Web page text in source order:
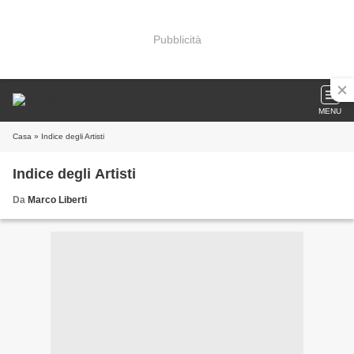
Pubblicità
MENU
Casa » Indice degli Artisti
Indice degli Artisti
Da Marco Liberti